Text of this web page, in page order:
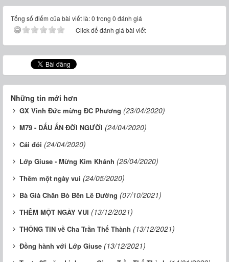
Tổng số điểm của bài viết là: 0 trong 0 đánh giá
Click để đánh giá bài viết
Những tin mới hơn
GX Vinh Đức mừng ĐC Phương (23/04/2020)
M79 - DẤU ẤN ĐỜI NGƯỜI (24/04/2020)
Cái đói (24/04/2020)
Lớp Giuse - Mừng Kim Khánh (26/04/2020)
Thêm một ngày vui (24/05/2020)
Bà Già Chăn Bò Bên Lề Đường (07/10/2021)
THÊM MỘT NGÀY VUI (13/12/2021)
THÔNG TIN về Cha Trần Thế Thành (13/12/2021)
Đồng hành với Lớp Giuse (13/12/2021)